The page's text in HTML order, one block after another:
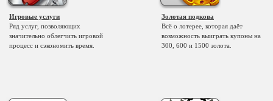
Игровые услуги
Ряд услуг, позволяющих
значительно облегчить игровой
процесс и сэкономить время.
Золотая подкова
Всё о лотерее, которая даёт
возможность выиграть купоны на
300, 600 и 1500 золота.